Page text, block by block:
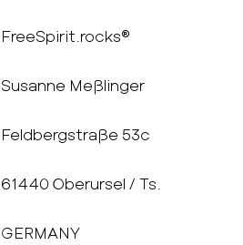
FreeSpirit.rocks®
Susanne Meßlinger
Feldbergstraße 53c
61440 Oberursel / Ts.
GERMANY